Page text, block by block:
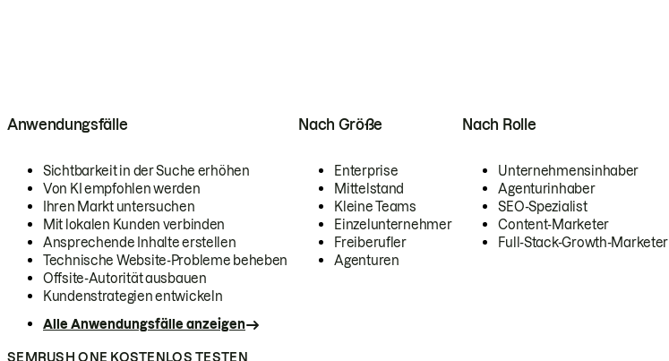
Anwendungsfälle
Sichtbarkeit in der Suche erhöhen
Von KI empfohlen werden
Ihren Markt untersuchen
Mit lokalen Kunden verbinden
Ansprechende Inhalte erstellen
Technische Website-Probleme beheben
Offsite-Autorität ausbauen
Kundenstrategien entwickeln
Alle Anwendungsfälle anzeigen
Nach Größe
Enterprise
Mittelstand
Kleine Teams
Einzelunternehmer
Freiberufler
Agenturen
Nach Rolle
Unternehmensinhaber
Agenturinhaber
SEO-Spezialist
Content-Marketer
Full-Stack-Growth-Marketer
SEMRUSH ONE KOSTENLOS TESTEN